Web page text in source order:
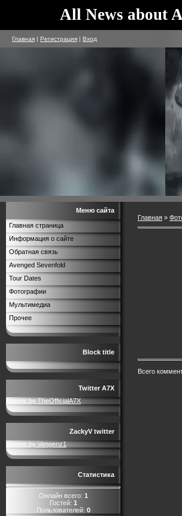
All News about
Главная | Регистрация | Вход
Меню сайта
Главная страница
Информация о сайте
Обратная связь
Avenged Sevenfold
Tour Dates
Фотографии
Мультимедиа
Прочее
Block title
Twitter A7X
Tweets by TheOfficialA7X
ZackyV twitter
Tweets by Vengenz1
Статистика
Онлайн всего: 1
Гостей: 1
Пользователей: 0
Главная »
Всего